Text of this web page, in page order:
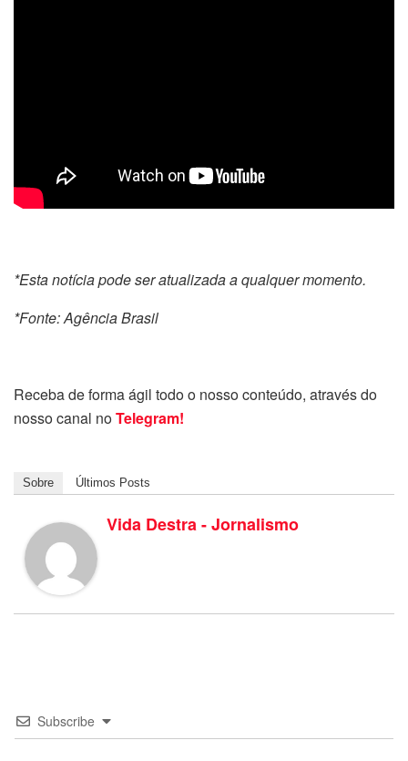
*Esta notícia pode ser atualizada a qualquer momento.
*Fonte: Agência Brasil
Receba de forma ágil todo o nosso conteúdo, através do
nosso canal noTelegram!
Sobre Últimos Posts
Vida Destra - Jornalismo
Subscribe